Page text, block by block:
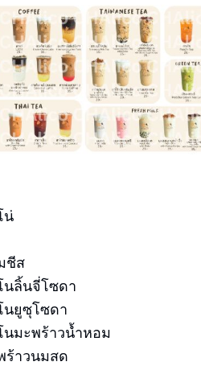
น่
ชีส
นลิ้นจี่โซดา
นยูซุโซดา
นมะพร้าวน้ำหอม
ร้าวนมสด